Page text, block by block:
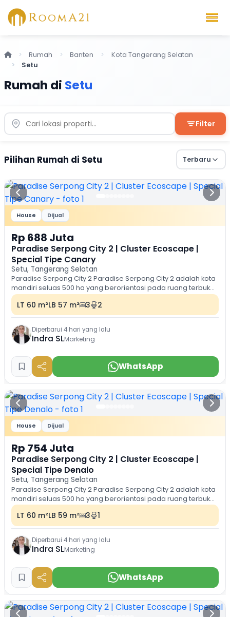
Rumah Banten
Kota Tangerang Selatan
Setu
Rumah di Setu
Filter
Pilihan Rumah di Setu Terbaru
House Dijual
Rp 688 Juta
Paradise Serpong City 2 | Cluster Ecoscape |
Special Tipe Canary
Setu, Tangerang Selatan
Paradise Serpong City 2 Paradise Serpong City 2 adalah kota
mandiri seluas 500 ha yang berorientasi pada ruang terbuka,
ramah lingkungan dan lengkap...
LT 60 m²LB 57 m² 3 2
Diperbarui 4 hari yang lalu
Indra SLMarketing
WhatsApp
House Dijual
Rp 754 Juta
Paradise Serpong City 2 | Cluster Ecoscape |
Special Tipe Denalo
Setu, Tangerang Selatan
Paradise Serpong City 2 Paradise Serpong City 2 adalah kota
mandiri seluas 500 ha yang berorientasi pada ruang terbuka,
ramah lingkungan dan lengkap...
LT 60 m²LB 59 m² 3 1
Diperbarui 4 hari yang lalu
Indra SLMarketing
WhatsApp